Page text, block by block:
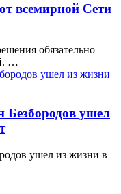
всемирной Сети
обязательно
…
Безбородов ушел
ушел из жизни в